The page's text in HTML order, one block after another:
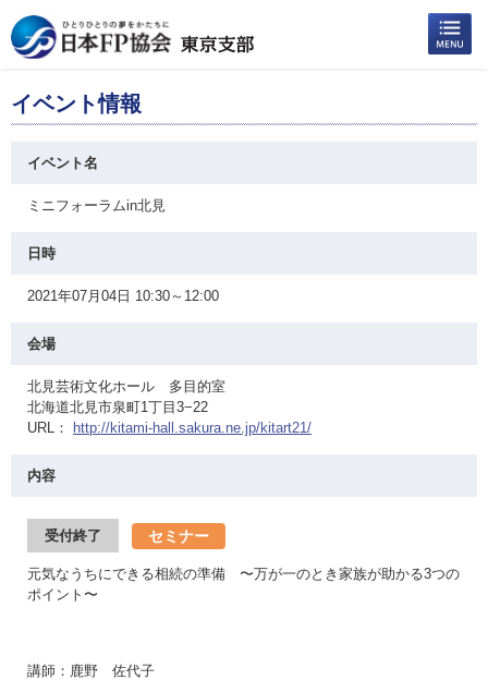
イベント情報
イベント名
ミニフォーラムin北見
日時
2021年07月04日 10:30～12:00
会場
北見芸術文化ホール 多目的室
北海道北見市泉町1丁目3−22
URL：
http://kitami-hall.sakura.ne.jp/kitart21/
内容
受付終了 セミナー
元気なうちにできる相続の準備 〜万が一のとき家族が助かる3つの
ポイント〜
講師：鹿野 佐代子